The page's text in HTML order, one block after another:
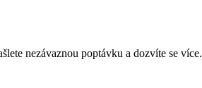
nezávaznou poptávku a dozvíte se více.